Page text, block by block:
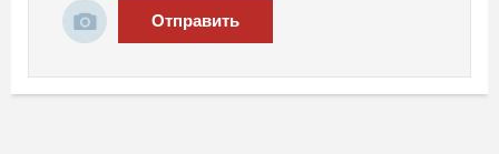
Отправить